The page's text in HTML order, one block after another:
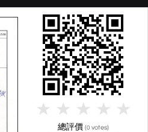
總評價 (0 votes)